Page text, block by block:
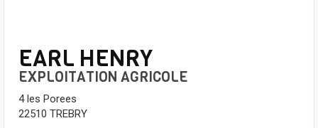
EARL HENRY
EXPLOITATION AGRICOLE
4 les Porees
22510 TREBRY